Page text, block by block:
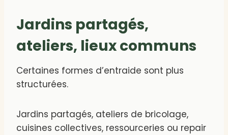
Jardins partagés,
ateliers, lieux communs
Certaines formes d’entraide sont plus
structurées.
Jardins partagés, ateliers de bricolage,
cuisines collectives, ressourceries ou repair